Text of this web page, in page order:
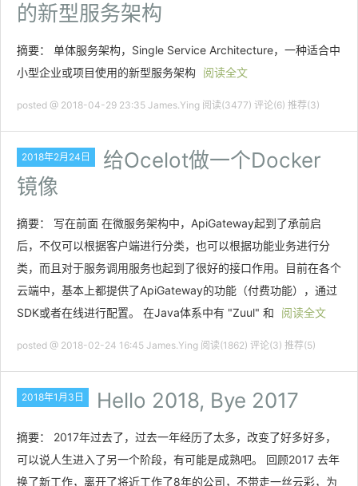
的新型服务架构
摘要： 单体服务架构，Single Service Architecture，一种适合中
小型企业或项目使用的新型服务架构 阅读全文
posted @ 2018-04-29 23:35 James.Ying 阅读(3477) 评论(6) 推荐(3)
2018年2月24日
给Ocelot做一个Docker
镜像
摘要： 写在前面 在微服务架构中，ApiGateway起到了承前启
后，不仅可以根据客户端进行分类，也可以根据功能业务进行分
类，而且对于服务调用服务也起到了很好的接口作用。目前在各个
云端中，基本上都提供了ApiGateway的功能（付费功能），通过
SDK或者在线进行配置。 在Java体系中有 "Zuul" 和
阅读全文
posted @ 2018-02-24 16:45 James.Ying 阅读(1862) 评论(3) 推荐(5)
2018年1月3日 Hello 2018, Bye 2017
摘要： 2017年过去了，过去一年经历了太多，改变了好多好多，
可以说人生进入了另一个阶段，有可能是成熟吧。 回顾2017 去年
换了新工作，离开了将近工作了8年的公司，不带走一丝云彩，为